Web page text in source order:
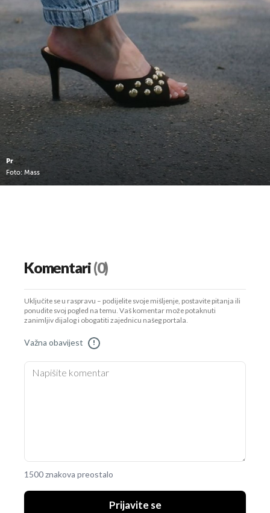
Pr
Foto: Mass
Komentari(0)
Uključite se u raspravu – podijelite svoje mišljenje, postavite pitanja ili
ponudite svoj pogled na temu. Vaš komentar može potaknuti
zanimljiv dijalog i obogatiti zajednicu našeg portala.
Važna obavijest !
1500 znakova preostalo
Prijavite se